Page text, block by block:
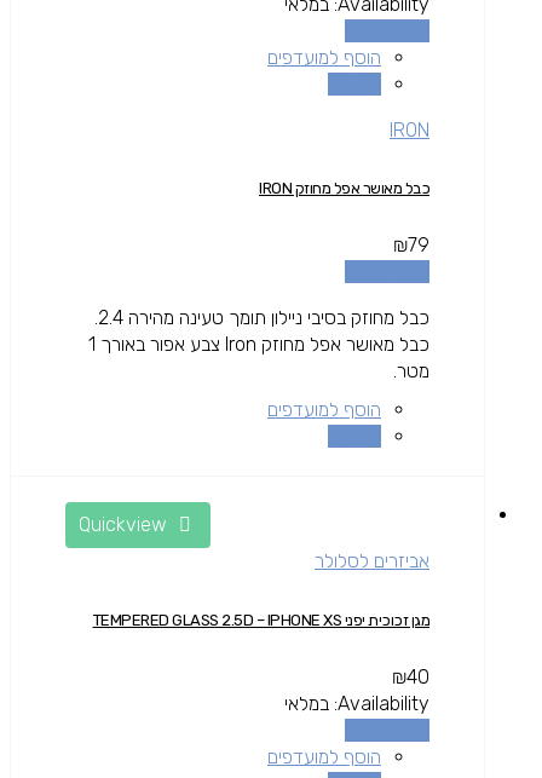
הוסף למועדפים
IRON
כבל מאושר אפל מחוזק IRON
₪79
כבל מחוזק בסיבי ניילון תומך טעינה מהירה 2.4.
כבל מאושר אפל מחוזק Iron צבע אפור באורך 1
מטר.
הוסף למועדפים
אביזרים לסלולר
מגן זכוכית יפני TEMPERED GLASS 2.5D – IPHONE XS
₪40
Availability: במלאי
הוסף למועדפים